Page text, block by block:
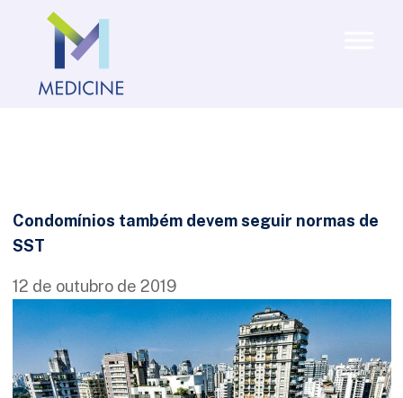
Condomínios também devem seguir normas de
SST
12 de outubro de 2019